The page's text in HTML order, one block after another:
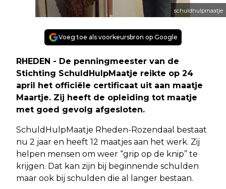
schuldhulpmaatje
Voeg toe als voorkeursbron op Google
RHEDEN - De penningmeester van de
Stichting SchuldHulpMaatje reikte op 24
april het officiële certificaat uit aan maatje
Maartje. Zij heeft de opleiding tot maatje
met goed gevolg afgesloten.
SchuldHulpMaatje Rheden-Rozendaal bestaat
nu 2 jaar en heeft 12 maatjes aan het werk. Zij
helpen mensen om weer “grip op de knip” te
krijgen. Dat kan zijn bij beginnende schulden
maar ook bij schulden die al langer bestaan.